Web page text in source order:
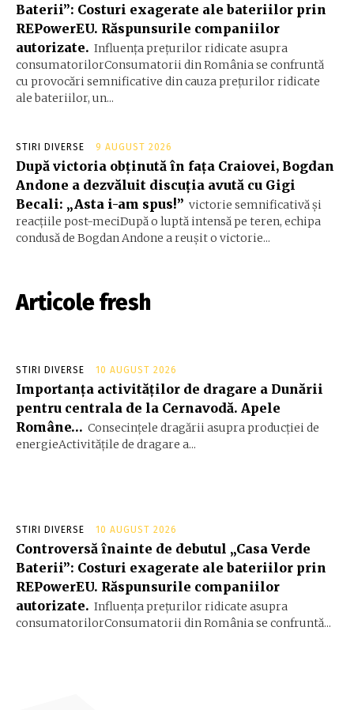
Baterii”: Costuri exagerate ale bateriilor prin
REPowerEU. Răspunsurile companiilor
autorizate. Influența prețurilor ridicate asupra
consumatorilorConsumatorii din România se confruntă
cu provocări semnificative din cauza prețurilor ridicate
ale bateriilor, un...
STIRI DIVERSE 9 AUGUST 2026
După victoria obținută în fața Craiovei, Bogdan
Andone a dezvăluit discuția avută cu Gigi
Becali: „Asta i-am spus!” victorie semnificativă și
reacțiile post-meciDupă o luptă intensă pe teren, echipa
condusă de Bogdan Andone a reușit o victorie...
Articole fresh
STIRI DIVERSE 10 AUGUST 2026
Importanța activităților de dragare a Dunării
pentru centrala de la Cernavodă. Apele
Române… Consecințele dragării asupra producției de
energieActivitățile de dragare a...
STIRI DIVERSE 10 AUGUST 2026
Controversă înainte de debutul „Casa Verde
Baterii”: Costuri exagerate ale bateriilor prin
REPowerEU. Răspunsurile companiilor
autorizate. Influența prețurilor ridicate asupra
consumatorilorConsumatorii din România se confruntă...